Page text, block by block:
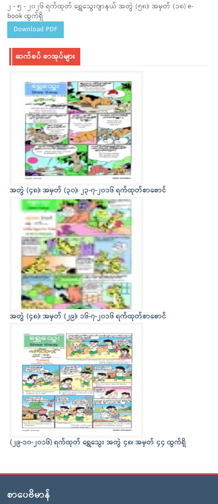
၂ - ၅ - ၂၀၂၆ ရက်ထုတ် ရွှေသွေးဂျာနယ် အတွဲ (၅၈)၊ အမှတ် (၁၈) e-
book ထွက်ရှိ
Download PDF
ဆက်စပ် စာအုပ်များ
အတွဲ (၄၈)၊ အမှတ် (၃၀)၊ ၂၃-၇-၂၀၁၆ ရက်ထုတ်စာစောင်
အတွဲ (၄၈)၊ အမှတ် (၂၉)၊ ၁၆-၇-၂၀၁၆ ရက်ထုတ်စာစောင်
(၂၉-၁၀-၂၀၁၆) ရက်ထုတ် ရွှေသွေး အတွဲ ၄၈၊ အမှတ် ၄၄ ထွက်ရှိ
စာပေဗိမာန်